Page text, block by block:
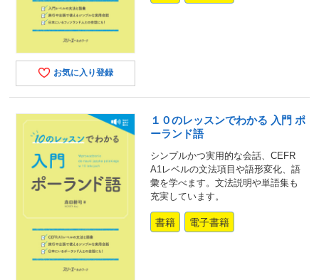
お気に入り登録
１０のレッスンでわかる 入門 ポ
ーランド語
シンプルかつ実用的な会話、CEFR
A1レベルの文法項目や語形変化、語
彙を学べます。文法説明や単語集も
充実しています。
書籍 電子書籍